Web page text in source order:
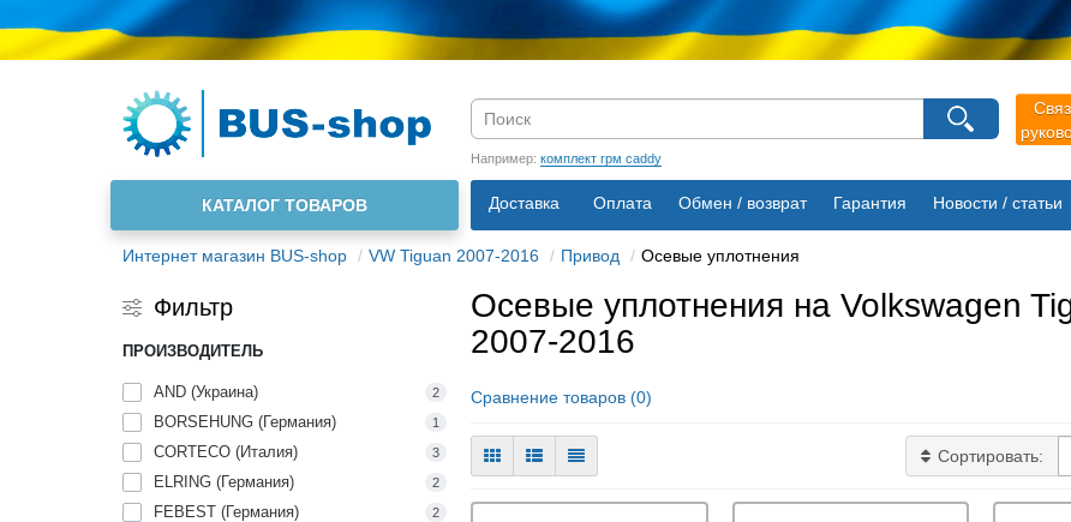
Например: комплект грм caddy
Доставка Оплата Обмен / возврат Гарантия Новости / статьи
О нас
КАТАЛОГ ТОВАРОВ
Интернет магазин BUS-shop VW Tiguan 2007-2016 Привод Осевые уплотнения
Фильтр
ПРОИЗВОДИТЕЛЬ
AND (Украина) 2
BORSEHUNG (Германия) 1
CORTECO (Италия) 3
ELRING (Германия) 2
FEBEST (Германия) 2
Осевые уплотнения на Volkswagen
2007-2016
Сравнение товаров (0)
Сортировать: